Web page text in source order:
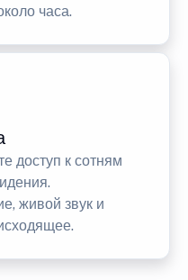
часа.
доступ к сотням
живой звук и